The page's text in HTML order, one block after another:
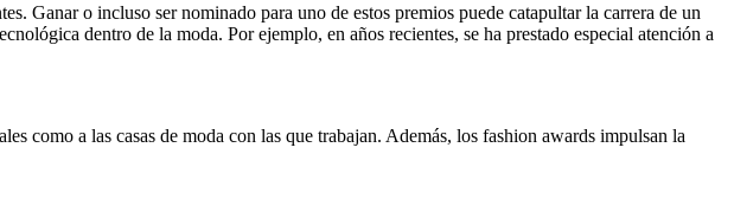
Ganar o incluso ser nominado para uno de estos premios puede catapultar la carrera de un
dentro de la moda. Por ejemplo, en años recientes, se ha prestado especial atención a
como a las casas de moda con las que trabajan. Además, los fashion awards impulsan la